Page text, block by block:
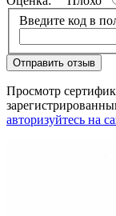
Введите код в
Отправить отзыв
Просмотр
авторизуйтесь на